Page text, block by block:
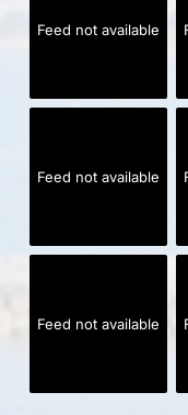
Feed not available
Feed not available
Feed not available